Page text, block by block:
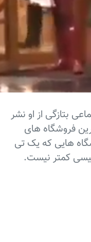
بتازگی از او نشر
فروشگاه های
هایی که یک تی